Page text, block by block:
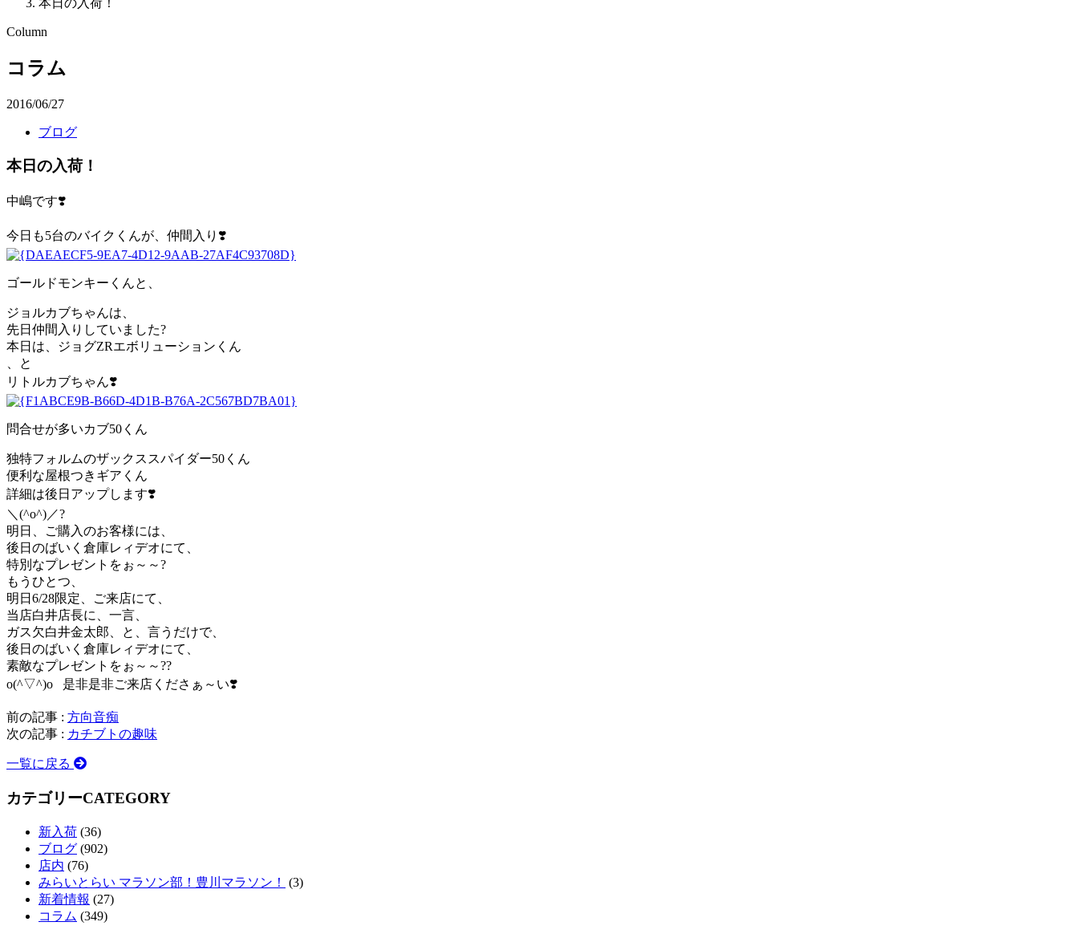
Column
コラム
2016/06/27
ブログ
本日の入荷！
中嶋です❣️
今日も5台のバイクくんが、仲間入り❣️
ゴールドモンキーくんと、
ジョルカブちゃんは、
先日仲間入りしていました?
本日は、ジョグZRエボリューションくん
、と
リトルカブちゃん❣️
問合せが多いカブ50くん
独特フォルムのザックススパイダー50くん
便利な屋根つきギアくん
詳細は後日アップします❣️
＼(^o^)／?
明日、ご購入のお客様には、
後日のばいく倉庫レィデオにて、
特別なプレゼントをぉ～～?
もうひとつ、
明日6/28限定、ご来店にて、
当店白井店長に、一言、
ガス欠白井金太郎、と、言うだけで、
後日のばいく倉庫レィデオにて、
素敵なプレゼントをぉ～～??
o(^▽^)o 是非是非ご来店くださぁ～い❣️
前の記事 : 方向音痴
次の記事 : カチブトの趣味
一覧に戻る
カテゴリーCATEGORY
新入荷 (36)
ブログ (902)
店内 (76)
みらいとらい マラソン部！豊川マラソン！
(3)
新着情報 (27)
コラム (349)